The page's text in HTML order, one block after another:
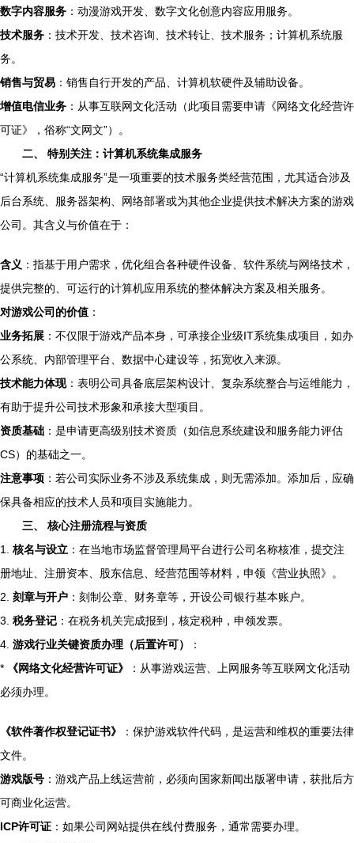
数字内容服务 ：动漫游戏开发、数字文化创意内容应用服务。
技术服务 ：技术开发、技术咨询、技术转让、技术服务；计算机系统服
务。
销售与贸易 ：销售自行开发的产品、计算机软硬件及辅助设备。
增值电信业务 ：从事互联网文化活动（此项目需要申请《网络文化经营许
可证》，俗称“文网文”）。
二、 特别关注：计算机系统集成服务
“计算机系统集成服务”是一项重要的技术服务类经营范围，尤其适合涉及
后台系统、服务器架构、网络部署或为其他企业提供技术解决方案的游戏
公司。其含义与价值在于：
含义 ：指基于用户需求，优化组合各种硬件设备、软件系统与网络技术，
提供完整的、可运行的计算机应用系统的整体解决方案及相关服务。
对游戏公司的价值 ：
业务拓展 ：不仅限于游戏产品本身，可承接企业级IT系统集成项目，如办
公系统、内部管理平台、数据中心建设等，拓宽收入来源。
技术能力体现：表明公司具备底层架构设计、复杂系统整合与运维能力，
有助于提升公司技术形象和承接大型项目。
资质基础 ：是申请更高级别技术资质（如信息系统建设和服务能力评估
CS）的基础之一。
注意事项 ：若公司实际业务不涉及系统集成，则无需添加。添加后，应确
保具备相应的技术人员和项目实施能力。
三、 核心注册流程与资质
1. 核名与设立 ：在当地市场监督管理局平台进行公司名称核准，提交注
册地址、注册资本、股东信息、经营范围等材料，申领《营业执照》。
2. 刻章与开户 ：刻制公章、财务章等，开设公司银行基本账户。
3. 税务登记 ：在税务机关完成报到，核定税种，申领发票。
4. 游戏行业关键资质办理（后置许可）
：
*
《网络文化经营许可证》
：从事游戏运营、上网服务等互联网文化活动
必须办理。
《软件著作权登记证书》
：保护游戏软件代码，是运营和维权的重要法律
文件。
游戏版号 ：游戏产品上线运营前，必须向国家新闻出版署申请，获批后方
可商业化运营。
ICP许可证 ：如果公司网站提供在线付费服务，通常需要办理。